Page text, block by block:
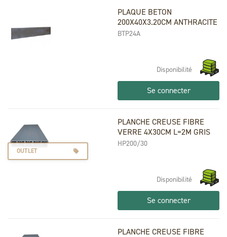
PLAQUE BETON
200X40X3.20CM ANTHRACITE
BTP24A
Disponibilité
Se connecter
OUTLET
PLANCHE CREUSE FIBRE
VERRE 4X30CM L=2M GRIS
HP200/30
Disponibilité
Se connecter
PLANCHE CREUSE FIBRE